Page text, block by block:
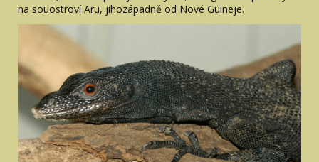
na souostroví Aru, jihozápadně od Nové Guineje.